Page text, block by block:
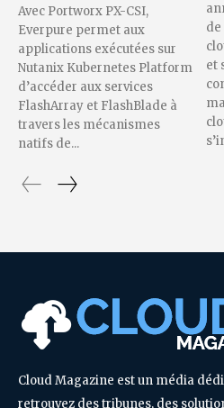
Avec Portworx PX-CSI,
Everpure permet aux
applications exécutées sur
Nutanix Kubernetes Platform
d’accéder aux services
FlashArray et FlashBlade à
travers les mécanismes
natifs de...
et
Cloud Magazine est un média
retrouvez des tribunes, des